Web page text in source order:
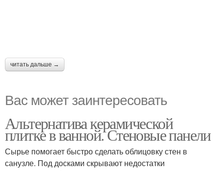
читать дальше →
Вас может заинтересовать
Альтернатива керамической
плитке в ванной. Стеновые панели
Сырье помогает быстро сделать облицовку стен в
санузле. Под досками скрывают недостатки